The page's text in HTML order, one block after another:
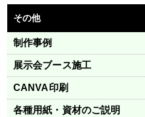
その他
制作事例
展示会ブース施工
CANVA印刷
各種用紙・資材のご説明